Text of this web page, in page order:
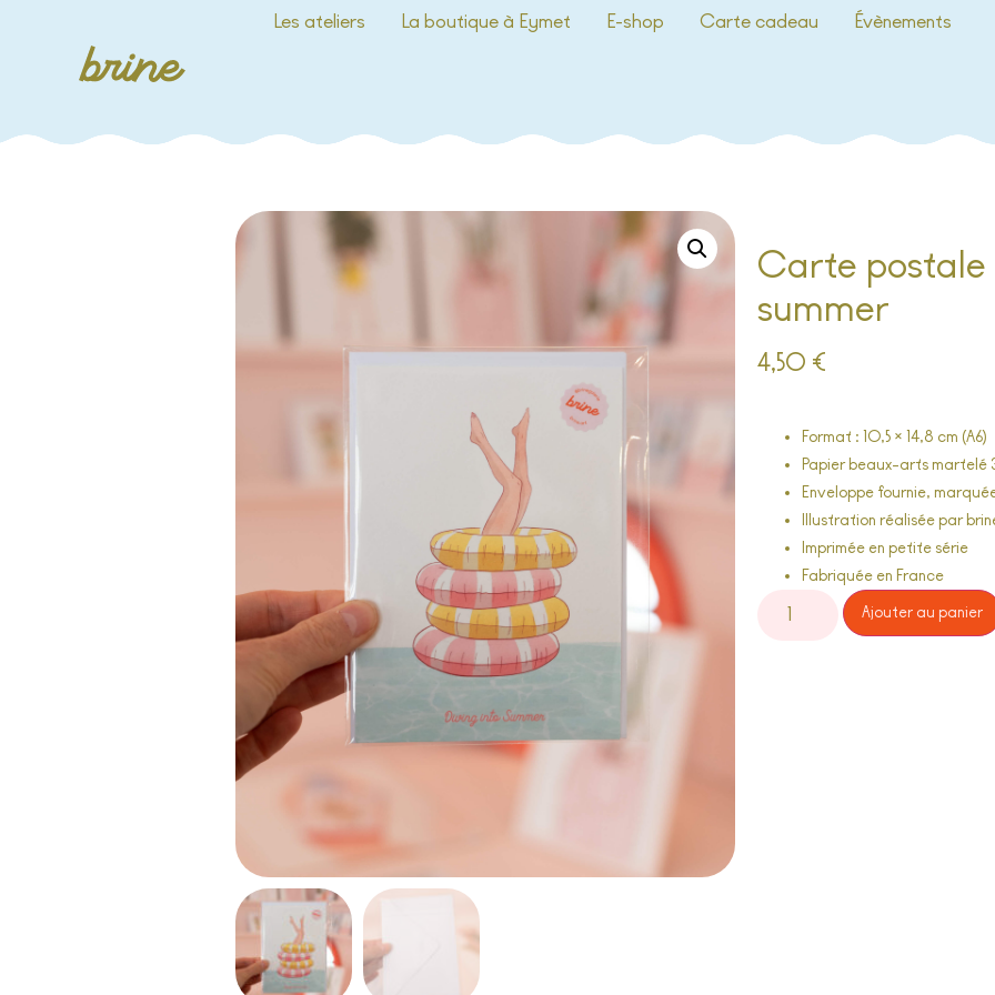
Les ateliers La boutique à Eymet E-shop Carte cadeau Évènements
Carte postale
summer
4,50 €
Format : 10,5 × 14,8 cm (A6)
Papier beaux-arts
Enveloppe fournie,
Illustration réalisée par
Imprimée en petite série
Fabriquée en France
Ajouter au panier